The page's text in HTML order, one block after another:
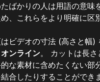
ばかりの人は用語の意味
、これらをより明確に区
ビデオの寸法 (高さと幅)
ンライン。 カットは長
な素材に含めたくない部
合したりすることができ